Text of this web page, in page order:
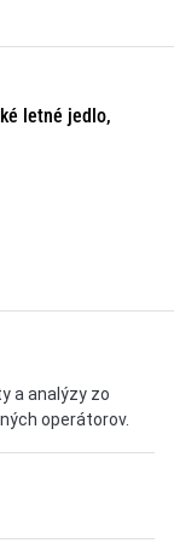
letné jedlo,
a analýzy zo
operátorov.